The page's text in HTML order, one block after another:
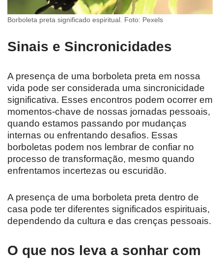
Borboleta preta significado espiritual. Foto: Pexels
Sinais e Sincronicidades
A presença de uma borboleta preta em nossa
vida pode ser considerada uma sincronicidade
significativa. Esses encontros podem ocorrer em
momentos-chave de nossas jornadas pessoais,
quando estamos passando por mudanças
internas ou enfrentando desafios. Essas
borboletas podem nos lembrar de confiar no
processo de transformação, mesmo quando
enfrentamos incertezas ou escuridão.
A presença de uma borboleta preta dentro de
casa pode ter diferentes significados espirituais,
dependendo da cultura e das crenças pessoais.
O que nos leva a sonhar com